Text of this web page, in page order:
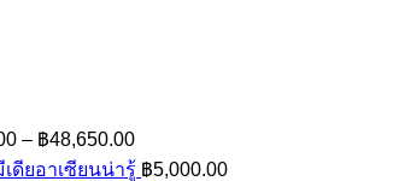
– ฿48,650.00Price
range:
ดียอาเซียนน่ารู้ ฿5,000.00